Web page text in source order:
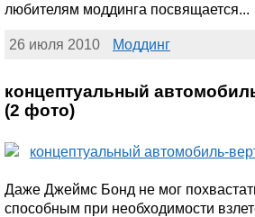
любителям моддинга посвящается...
26 июля 2010 Моддинг
концептуальный
(2 фото)
Даже Джеймс Бонд не мог
способным при необходимости